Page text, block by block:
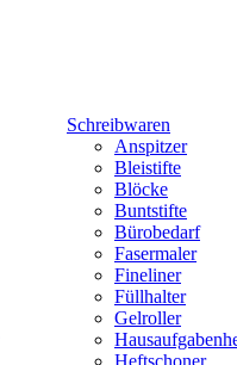
Schreibwaren
Anspitzer
Bleistifte
Blöcke
Buntstifte
Bürobedarf
Fasermaler
Fineliner
Füllhalter
Gelroller
Heftschoner